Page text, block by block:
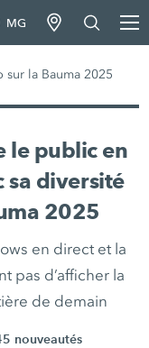
MG
la Bauma 2025
le public en
sa diversité
2025
en direct et la
pas d’afficher la
de demain
nouveautés